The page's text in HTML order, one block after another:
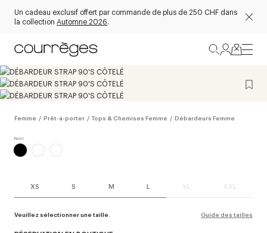
Un cadeau exclusif offert par commande de plus de 250 CHF dans
la collection Automne 2026.
Femme / Prêt-à-porter / Tops & Chemises Femme / Débardeurs Femme
XS S M L XL XXL
Veuillez sélectionner une taille. Guide des tailles